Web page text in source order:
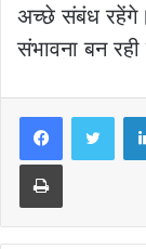
अच्छे संबंध
संभावना बन रही
Print